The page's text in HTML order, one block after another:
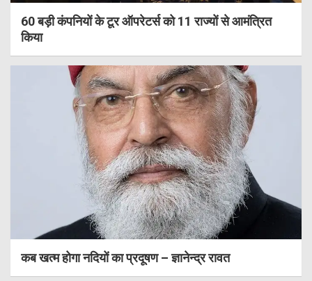
60 बड़ी कंपनियों के टूर ऑपरेटर्स को 11 राज्यों से आमंत्रित
किया
कब खत्म होगा नदियों का प्रदूषण – ज्ञानेन्द्र रावत